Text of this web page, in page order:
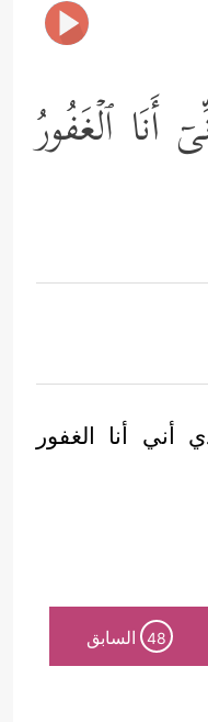
ٱلۡغَفُورُ
أني أنا الغفور
48 السابق